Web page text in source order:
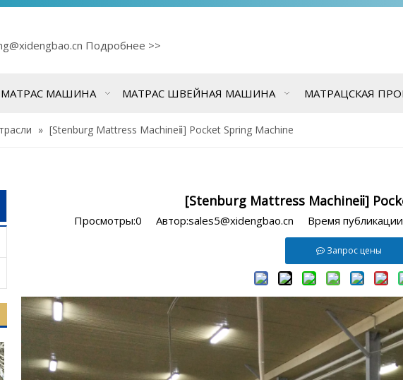
Подробнее >>
МАТРАС МАШИНА МАТРАС ШВЕЙНАЯ МАШИНА МАТРАЦСКАЯ
» [Stenburg Mattress Machineⅱ] Pocket Spring Machine
[Stenburg Mattress Machineⅱ]
Просмотры:0 Автор:sales5@xidengbao.cn Время
Запрос цены